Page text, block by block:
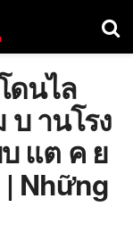
ดนไล
านโรง
แต ค ย
Những